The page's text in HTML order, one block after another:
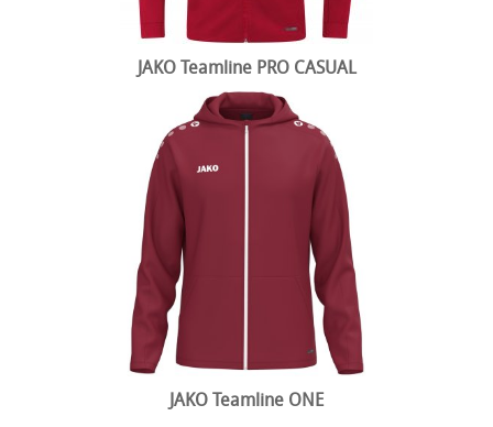
JAKO Teamline PRO CASUAL
JAKO Teamline ONE